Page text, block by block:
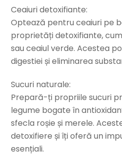
Ceaiuri detoxifiante:
Optează pentru ceaiuri pe
proprietăți detoxifiante,
sau ceaiul verde. Acestea
digestiei și eliminarea
Sucuri naturale:
Prepară-ți propriile sucuri
legume bogate în
sfecla roșie și merele.
detoxifiere și îți oferă un
esențiali.